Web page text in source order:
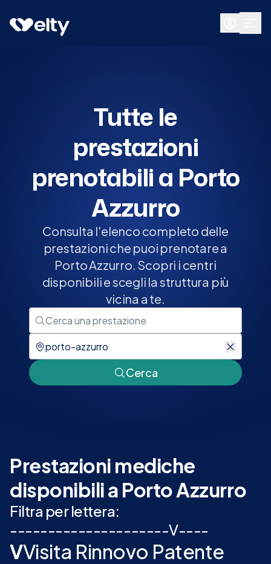
Prenota visita
Tutte le
prestazioni
prenotabili a Porto
Azzurro
Consulta l'elenco completo delle
prestazioni che puoi prenotare a
Porto Azzurro. Scopri i centri
disponibili e scegli la struttura più
vicina a te.
Cerca
Prestazioni mediche
disponibili a Porto Azzurro
Filtra per lettera:
---------------------V----
VVisita Rinnovo Patente